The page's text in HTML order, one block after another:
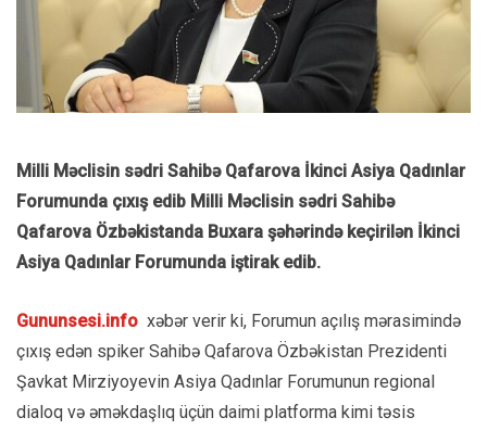
Milli Məclisin sədri Sahibə Qafarova İkinci Asiya Qadınlar
Forumunda çıxış edib Milli Məclisin sədri Sahibə
Qafarova Özbəkistanda Buxara şəhərində keçirilən İkinci
Asiya Qadınlar Forumunda iştirak edib.
Gununsesi.info xəbər verir ki, Forumun açılış mərasimində
çıxış edən spiker Sahibə Qafarova Özbəkistan Prezidenti
Şavkat Mirziyoyevin Asiya Qadınlar Forumunun regional
dialoq və əməkdaşlıq üçün daimi platforma kimi təsis